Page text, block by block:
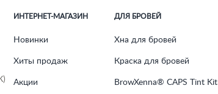
ИНТЕРНЕТ-МАГАЗИН
Новинки
Хиты продаж
Акции
ДЛЯ БРОВЕЙ
Хна для бровей
Краска для бровей
BrowXenna® CAPS Tint Kit